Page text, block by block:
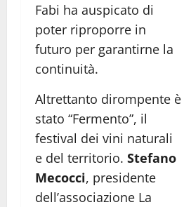
Fabi ha auspicato di
poter riproporre in
futuro per garantirne la
continuità.
Altrettanto dirompente è
stato “Fermento”, il
festival dei vini naturali
e del territorio. Stefano
Mecocci, presidente
dell’associazione La